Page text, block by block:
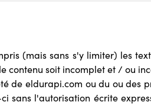
(mais sans s'y limiter) les
contenu soit incomplet et / ou
de eldurapi.com ou du ou
sans l'autorisation écrite